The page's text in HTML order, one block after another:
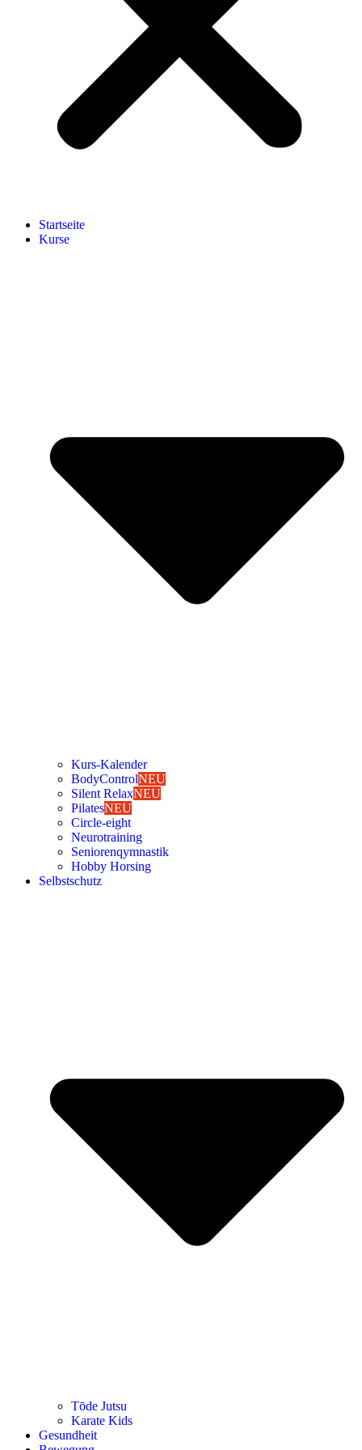
Start­sei­te
Kur­se
Kurs-Kalen­­der
Body­Con­trolNEU
Silent RelaxNEU
Pila­tesNEU
Cir­cle-eight
Neu­ro­trai­ning
Senio­ren­qym­nas­tik
Hob­by Hor­sing
Selbst­schutz
Tōde Jutsu
Kara­te Kids
Gesund­heit